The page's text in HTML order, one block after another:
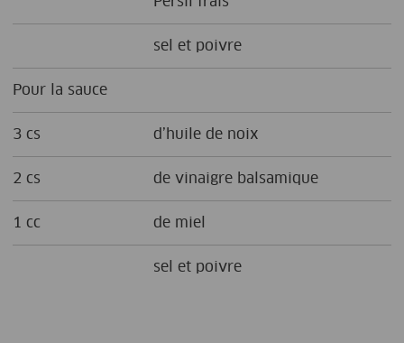
sel et poivre
Pour la sauce
3 cs d’huile de noix
2 cs de vinaigre balsamique
1 cc de miel
sel et poivre